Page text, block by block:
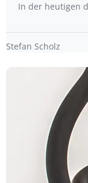
In der heutigen
Stefan Scholz